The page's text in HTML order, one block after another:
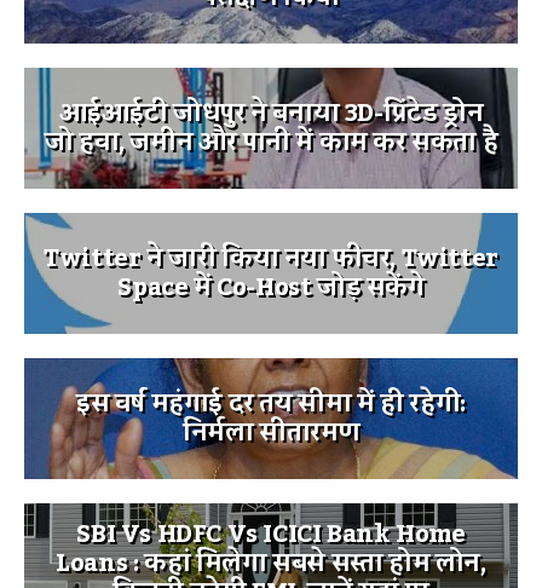
आईआईटी जोधपुर ने बनाया 3D-प्रिंटेड ड्रोन
जो हवा, जमीन और पानी में काम कर सकता है
Twitter ने जारी किया नया फीचर, Twitter
Space में Co-Host जोड़ सकेंगे
इस वर्ष महंगाई दर तय सीमा में ही रहेगी:
निर्मला सीतारमण
SBI Vs HDFC Vs ICICI Bank Home
Loans : कहां मिलेगा सबसे सस्ता होम लोन,